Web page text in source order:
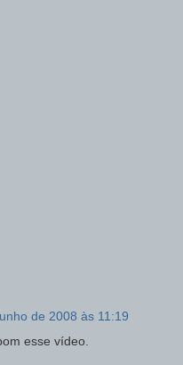
de 2008 às 11:19
esse vídeo.